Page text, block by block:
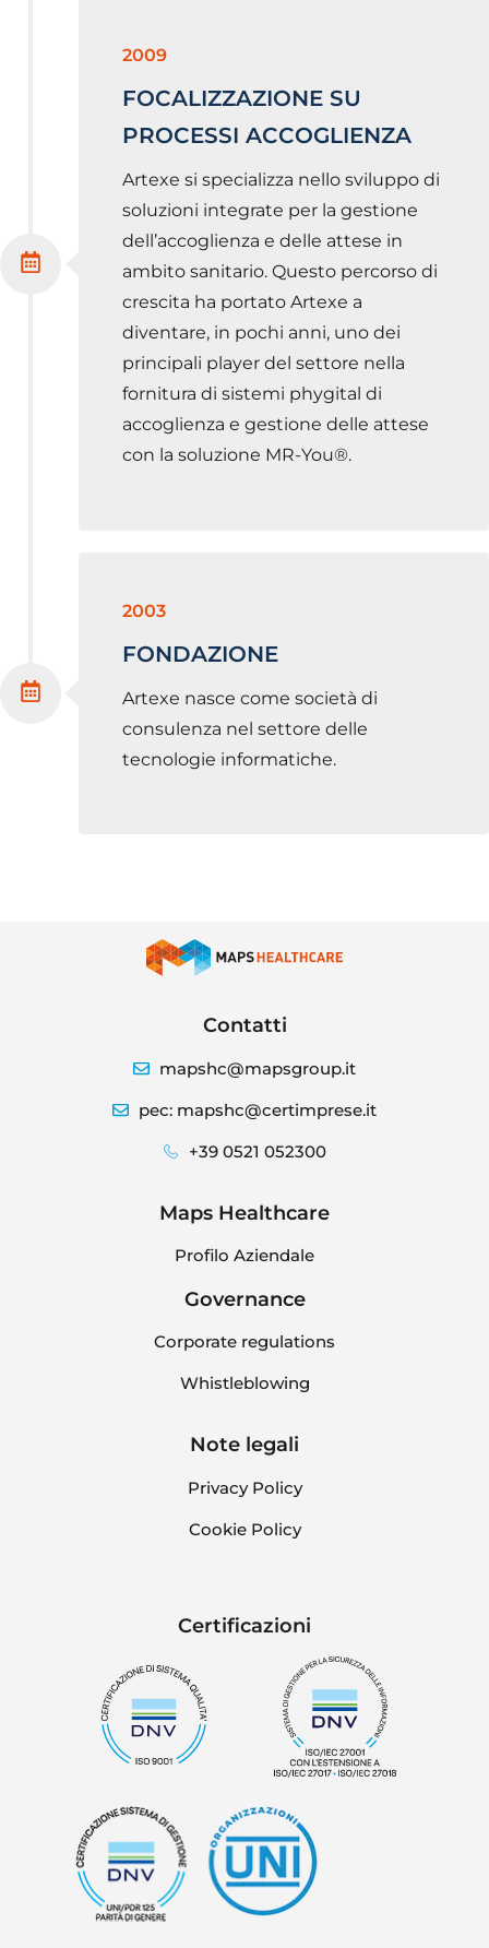
2009
FOCALIZZAZIONE SU
PROCESSI ACCOGLIENZA
Artexe si specializza nello sviluppo di
soluzioni integrate per la gestione
dell’accoglienza e delle attese in
ambito sanitario. Questo percorso di
crescita ha portato Artexe a
diventare, in pochi anni, uno dei
principali player del settore nella
fornitura di sistemi phygital di
accoglienza e gestione delle attese
con la soluzione MR-You®.
2003
FONDAZIONE
Artexe nasce come società di
consulenza nel settore delle
tecnologie informatiche.
Contatti
mapshc@mapsgroup.it
pec: mapshc@certimprese.it
+39 0521 052300
Maps Healthcare
Profilo Aziendale
Governance
Corporate regulations
Whistleblowing
Note legali
Privacy Policy
Cookie Policy
Certificazioni